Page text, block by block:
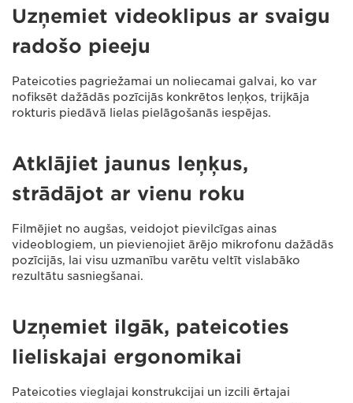
Uzņemiet videoklipus ar svaigu
radošo pieeju
Pateicoties pagriežamai un noliecamai galvai, ko var
nofiksēt dažādās pozīcijās konkrētos leņķos, trijkāja
rokturis piedāvā lielas pielāgošanās iespējas.
Atklājiet jaunus leņķus,
strādājot ar vienu roku
Filmējiet no augšas, veidojot pievilcīgas ainas
videoblogiem, un pievienojiet ārējo mikrofonu dažādās
pozīcijās, lai visu uzmanību varētu veltīt vislabāko
rezultātu sasniegšanai.
Uzņemiet ilgāk, pateicoties
lieliskajai ergonomikai
Pateicoties vieglajai konstrukcijai un izcili ērtajai